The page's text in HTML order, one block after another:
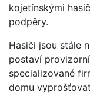
kojetínskými
podpěry.
Hasiči jsou stále
postaví
specializované
domu